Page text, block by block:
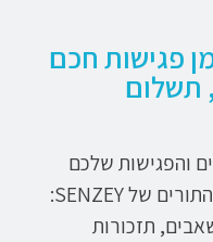
פגישות חכם
תשלום
והפגישות שלכם
בקלות ובמהירות עם מודול יומן התורים של SENZEY:
תזכורות